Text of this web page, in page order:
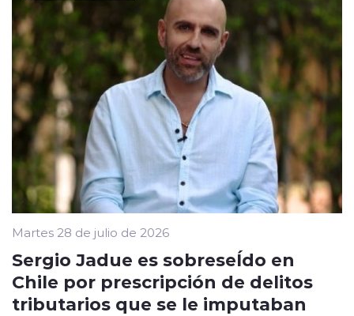
Martes 28 de julio de 2026
Sergio Jadue es sobreseÍdo en
Chile por prescripción de delitos
tributarios que se le imputaban